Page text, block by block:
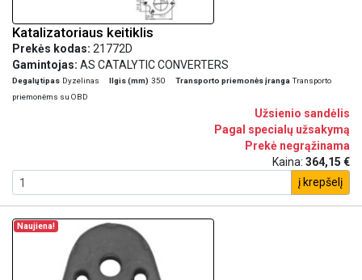
Katalizatoriaus keitiklis
Prekės kodas: 21772D
Gamintojas: AS CATALYTIC CONVERTERS
Degalų tipas Dyzelinas Ilgis (mm) 350 Transporto priemonės įranga Transporto
priemonėms su OBD
Užsienio sandėlis
Pagal specialų užsakymą
Prekė negrąžinama
Kaina: 364,15 €
į krepšelį
Naujiena!